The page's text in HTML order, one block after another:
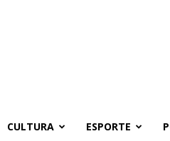
CULTURA ESPORTE